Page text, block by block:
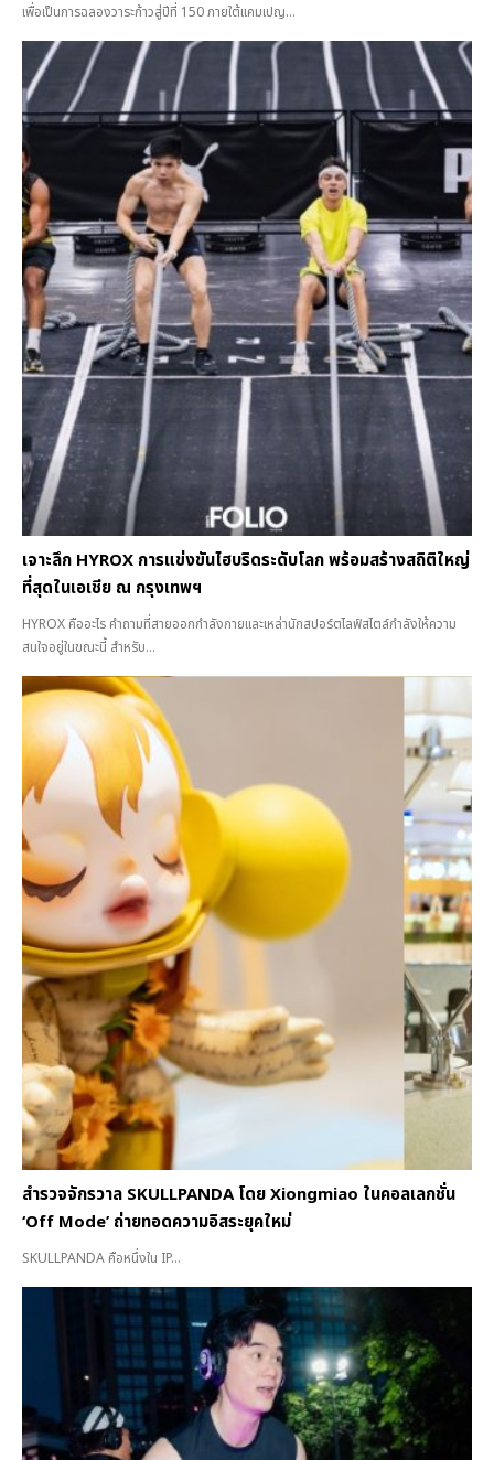
เพื่อเป็นการฉลองวาระก้าวสู่ปีที่ 150 ภายใต้แคมเปญ...
เจาะลึก HYROX การแข่งขันไฮบริดระดับโลก พร้อมสร้างสถิติใหญ่
ที่สุดในเอเชีย ณ กรุงเทพฯ
HYROX คืออะไร คำถามที่สายออกกำลังกายและเหล่านักสปอร์ตไลฟ์สไตล์กำลังให้ความ
สนใจอยู่ในขณะนี้ สำหรับ...
สำรวจจักรวาล SKULLPANDA โดย Xiongmiao ในคอลเลกชั่น
‘Off Mode’ ถ่ายทอดความอิสระยุคใหม่
SKULLPANDA คือหนึ่งใน IP...